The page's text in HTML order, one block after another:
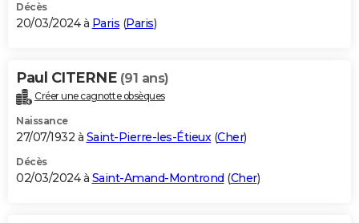
Décès
20/03/2024 à Paris (Paris)
Paul CITERNE (91 ans)
Créer une cagnotte obsèques
Naissance
27/07/1932 à Saint-Pierre-les-Étieux(Cher)
Décès
02/03/2024 à Saint-Amand-Montrond (Cher)